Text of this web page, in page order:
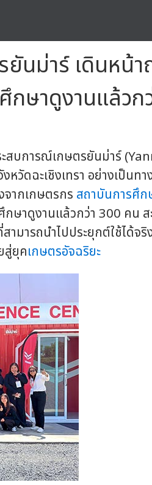
นม่าร์ เดินหน้
ษาดูงานแล้วก
สบการณ์เกษตรยันม่าร์
ดฉะเชิงเทรา อย่างเป็นทา
ากเกษตรกร สถาบันการศึก
กษาดูงานแล้วกว่า 300 คน
ามารถนำไปประยุกต์ใช้ได้จ
สู่ยุคเกษตรอัจฉริยะ